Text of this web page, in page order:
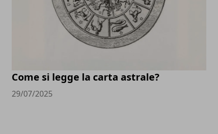
Come si legge la carta astrale?
29/07/2025